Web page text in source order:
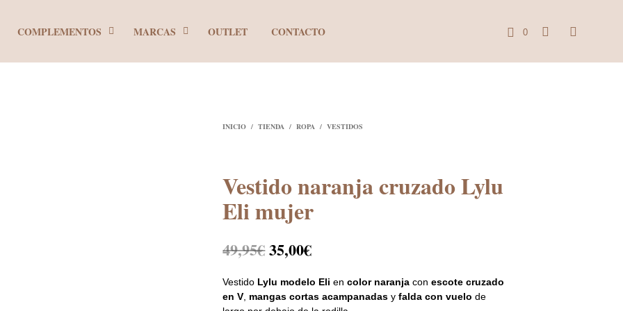
0
COMPLEMENTOS MARCAS OUTLET CONTACTO
INICIO / TIENDA / ROPA / VESTIDOS
Vestido naranja cruzado Lylu
Eli mujer
49,95€El
original
35,00€El
actual
Vestido Lylu modelo Eli encolor naranja conescote cruzado
en V mangas cortas acampanadas yfalda con vuelo de